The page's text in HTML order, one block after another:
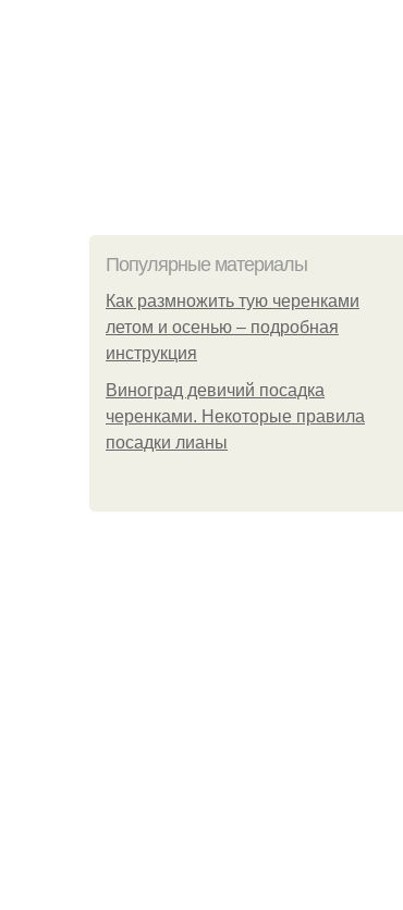
Популярные материалы
Как размножить тую черенками
летом и осенью – подробная
инструкция
Виноград девичий посадка
черенками. Некоторые правила
посадки лианы